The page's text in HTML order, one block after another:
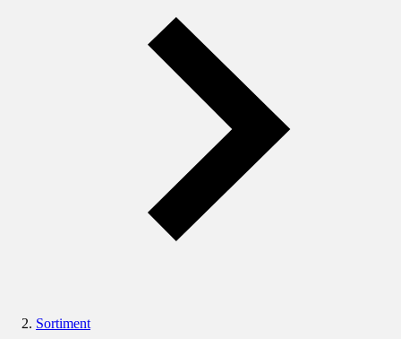
Sortiment